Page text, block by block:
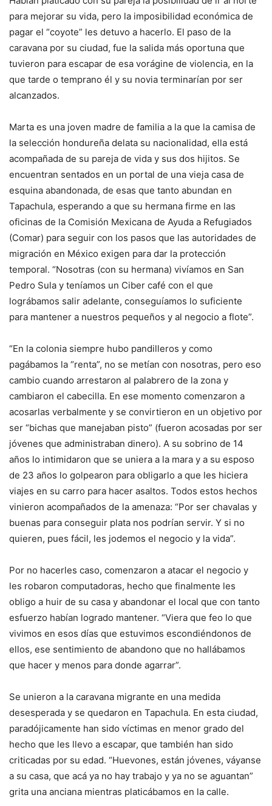
para mejorar su vida, pero la imposibilidad económica de
pagar el “coyote” les detuvo a hacerlo. El paso de la
caravana por su ciudad, fue la salida más oportuna que
tuvieron para escapar de esa vorágine de violencia, en la
que tarde o temprano él y su novia terminarían por ser
alcanzados.
Marta es una joven madre de familia a la que la camisa de
la selección hondureña delata su nacionalidad, ella está
acompañada de su pareja de vida y sus dos hijitos. Se
encuentran sentados en un portal de una vieja casa de
esquina abandonada, de esas que tanto abundan en
Tapachula, esperando a que su hermana firme en las
oficinas de la Comisión Mexicana de Ayuda a Refugiados
(Comar) para seguir con los pasos que las autoridades de
migración en México exigen para dar la protección
temporal. “Nosotras (con su hermana) vivíamos en San
Pedro Sula y teníamos un Ciber café con el que
lográbamos salir adelante, conseguíamos lo suficiente
para mantener a nuestros pequeños y al negocio a flote”.
“En la colonia siempre hubo pandilleros y como
pagábamos la “renta”, no se metían con nosotras, pero eso
cambio cuando arrestaron al palabrero de la zona y
cambiaron el cabecilla. En ese momento comenzaron a
acosarlas verbalmente y se convirtieron en un objetivo por
ser “bichas que manejaban pisto” (fueron acosadas por ser
jóvenes que administraban dinero). A su sobrino de 14
años lo intimidaron que se uniera a la mara y a su esposo
de 23 años lo golpearon para obligarlo a que les hiciera
viajes en su carro para hacer asaltos. Todos estos hechos
vinieron acompañados de la amenaza: “Por ser chavalas y
buenas para conseguir plata nos podrían servir. Y si no
quieren, pues fácil, les jodemos el negocio y la vida”.
Por no hacerles caso, comenzaron a atacar el negocio y
les robaron computadoras, hecho que finalmente les
obligo a huir de su casa y abandonar el local que con tanto
esfuerzo habían logrado mantener. “Viera que feo lo que
vivimos en esos días que estuvimos escondiéndonos de
ellos, ese sentimiento de abandono que no hallábamos
que hacer y menos para donde agarrar”.
Se unieron a la caravana migrante en una medida
desesperada y se quedaron en Tapachula. En esta ciudad,
paradójicamente han sido víctimas en menor grado del
hecho que les llevo a escapar, que también han sido
criticadas por su edad. “Huevones, están jóvenes, váyanse
a su casa, que acá ya no hay trabajo y ya no se aguantan”
grita una anciana mientras platicábamos en la calle.